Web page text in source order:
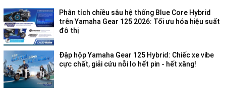
Phân tích chiều sâu hệ thống Blue Core Hybrid
trên Yamaha Gear 125 2026: Tối ưu hóa hiệu suất
đô thị
Đập hộp Yamaha Gear 125 Hybrid: Chiếc xe vibe
cực chất, giải cứu nỗi lo hết pin - hết xăng!